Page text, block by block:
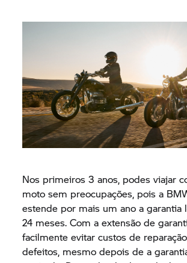
Nos primeiros 3 anos, podes viajar
moto sem preocupações, pois a
estende por mais um ano a garantia
24 meses. Com a extensão de
facilmente evitar custos de
defeitos, mesmo depois de a